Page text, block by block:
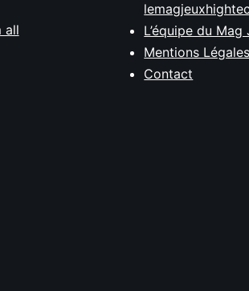
all
L’équipe du
Mentions Légales
Contact